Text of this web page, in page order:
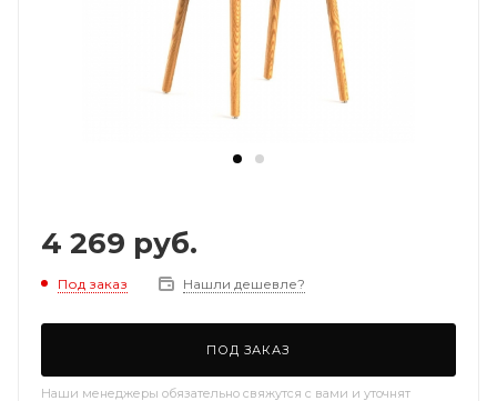
4 269 руб.
Под заказ Нашли дешевле?
ПОД ЗАКАЗ
Наши менеджеры обязательно свяжутся с вами и уточнят